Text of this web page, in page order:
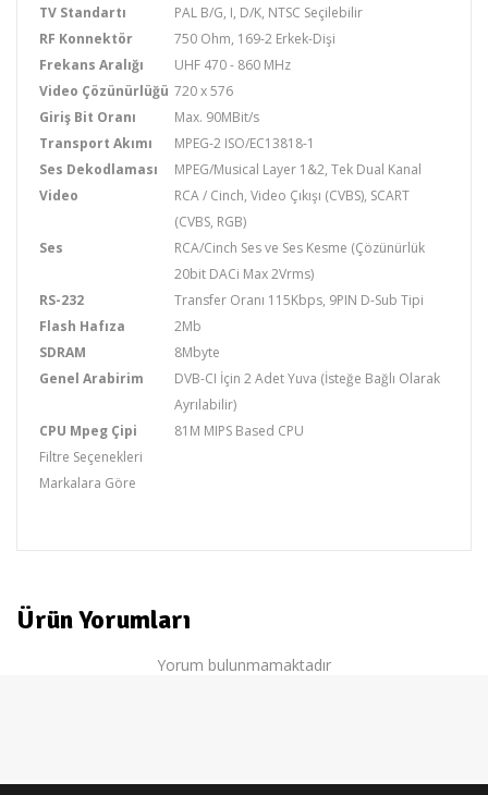
TV Standartı
PAL B/G, I, D/K, NTSC Seçilebilir
RF Konnektör
750 Ohm, 169-2 Erkek-Dişi
Frekans Aralığı
UHF 470 - 860 MHz
Video Çözünürlüğü 720 x 576
Giriş Bit Oranı
Max. 90MBit/s
Transport Akımı
MPEG-2 ISO/EC13818-1
Ses Dekodlaması
MPEG/Musical Layer 1&2, Tek Dual Kanal
Video
RCA / Cinch, Video Çıkışı (CVBS), SCART
(CVBS, RGB)
Ses
RCA/Cinch Ses ve Ses Kesme (Çözünürlük
20bit DACi Max 2Vrms)
RS-232
Transfer Oranı 115Kbps, 9PIN D-Sub Tipi
Flash Hafıza
2Mb
SDRAM
8Mbyte
Genel Arabirim
DVB-CI İçin 2 Adet Yuva (İsteğe Bağlı Olarak
Ayrılabilir)
CPU Mpeg Çipi
81M MIPS Based CPU
Filtre Seçenekleri
Markalara Göre
Ürün Yorumları
Yorum bulunmamaktadır